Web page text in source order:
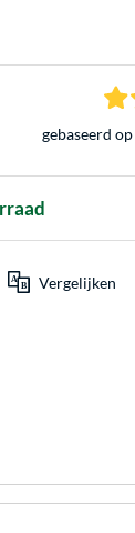
gebaseerd
Vergelijken